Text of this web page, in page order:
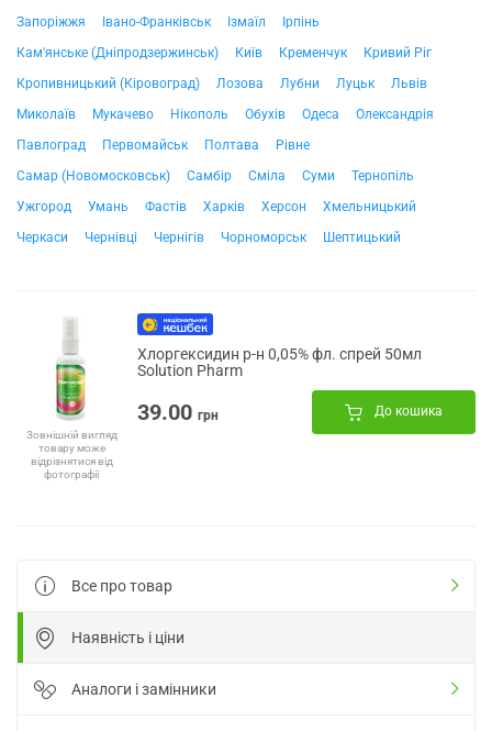
Запоріжжя
Івано-Франківськ Ізмаїл
Ірпінь
Кам'янське (Дніпродзержинськ)
Київ Кременчук
Кривий Ріг
Кропивницький (Кіровоград)
Лозова Лубни Луцьк
Львів
Миколаїв
Мукачево Нікополь Обухів Одеса
Олександрія
Павлоград
Первомайськ Полтава
Рівне
Самар (Новомосковськ)
Самбір Сміла Суми
Тернопіль
Ужгород
Умань Фастів Харків Херсон
Хмельницький
Черкаси
Чернівці Чернігів Чорноморськ Шептицький
Зовнішній вигляд
товару може
відрізнятися від
фотографії
Хлоргексидин р-н 0,05% фл. спрей 50мл
Solution Pharm
39.00 грн До кошика
Все про товар
Наявність і ціни
Аналоги і замінники